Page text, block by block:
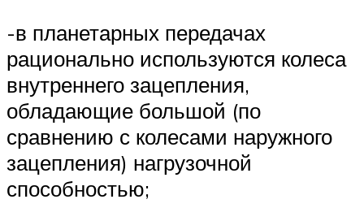
-в планетарных передачах
рационально используются колеса
внутреннего зацепления,
обладающие большой (по
сравнению с колесами наружного
зацепления) нагрузочной
способностью;